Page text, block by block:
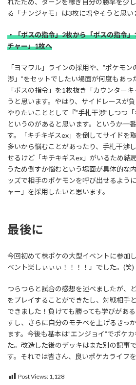
れたため、ターンを稼ぎ自分の勝率を少
る「ナンジャモ」は3枚に増やそうと思い
・「ボスの指令」2枚から「ボスの指令
チャー」1枚へ
「ヨマワル」ラインの採用や、”ポケモ
渉」”をセットでしたい場面が何度もあっ
「ボスの指令」を1枚抜き「カウンター
うと思います。やはり、サイドレースが
やりたいこととして『”手札干渉”しつつ
というのがあると思います。というか一
す。「キチキギスex」を倒してサイドを
多いから悩むことがあったり、手札干渉
せるけど「キチキギスex」がいるため結
うため倒すか悩むという場面が具体的な
ッズで相手のポケモンを呼び出せるよう
ャー」を採用したいと思います。
最後に
今回初めて株ポケの大型イベントに参加
ベント楽しぃぃぃ！！！！』でした。(笑)
つらつらと試合の感想を述べましたが、
をプレイすることができたし、対戦相手
できました！負けても勝っても学びがあ
すし、さらに自分のモチベを上げるきっ
ます。今後も基本は”エンジョイ”でポケ
た。改造した後のデッキはまた別の記事
す。それでは皆さん、良いポケカライフを
Post Views: 1,128